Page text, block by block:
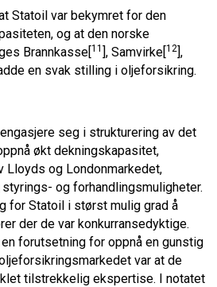
Statoil var bekymret for den
og at den norske
Brannkasse[11 ], Samvirke[12],
en svak stilling i oljeforsikring.
seg i strukturering av det
økt dekningskapasitet,
Lloyds og Londonmarkedet,
og forhandlingsmuligheter.
for Statoil i størst mulig grad å
der de var konkurransedyktige.
forutsetning for oppnå en gunstig
var at de
tilstrekkelig ekspertise. I notatet